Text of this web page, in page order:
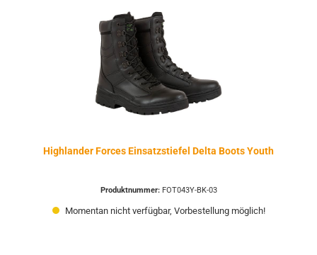
Highlander Forces Einsatzstiefel Delta Boots Youth
Produktnummer: FOT043Y-BK-03
Momentan nicht verfügbar, Vorbestellung möglich!